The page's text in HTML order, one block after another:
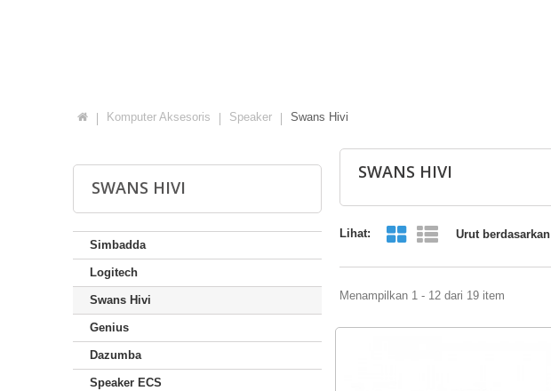
Komputer Aksesoris Speaker Swans Hivi
SWANS HIVI
Simbadda
Logitech
Swans Hivi
Genius
Dazumba
Speaker ECS
SWANS HIVI
Lihat: Urut berdasarkan
Menampilkan 1 - 12 dari 19 item